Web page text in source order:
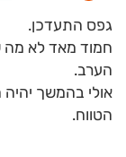
גפס התעדכן.
חמוד מאד לא מה
הערב.
אולי בהמשך
הטווח.